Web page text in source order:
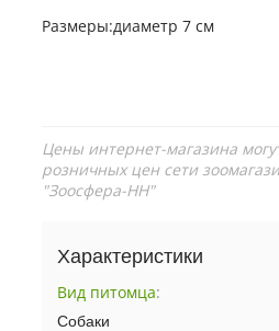
Размеры:диаметр 7 см
Цены интернет-магазина
розничных цен сети
"Зоосфера-НН"
Характеристики
Вид питомца:
Собаки